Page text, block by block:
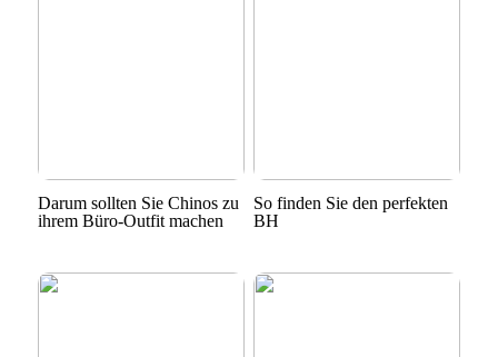
Darum sollten Sie Chinos zu
ihrem Büro-Outfit machen
So finden Sie den perfekten
BH